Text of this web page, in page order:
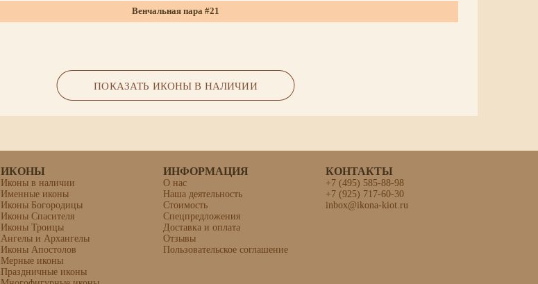
Венчальная пара #21
Икона «Никита Столпник»
ПОКАЗАТЬ ИКОНЫ В НАЛИЧИИ
ИКОНЫ
Иконы в наличии
Именные иконы
Иконы Богородицы
Иконы Спасителя
Иконы Троицы
Ангелы и Архангелы
Иконы Апостолов
Мерные иконы
Праздничные иконы
ИНФОРМАЦИЯ
О нас
Наша деятельность
Стоимость
Спецпредложения
Доставка и оплата
Отзывы
Пользовательское соглашение
КОНТАКТЫ
+7 (495) 585-88-98
+7 (925) 717-60-30
inbox@ikona-kiot.ru